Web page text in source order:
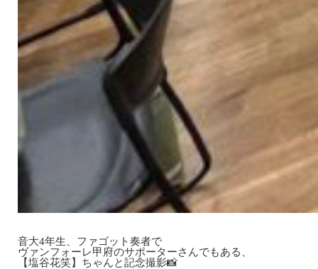
音大4年生、ファゴット奏者で
ヴァンフォーレ甲府のサポーターさんでもある、
【塩谷花笑】ちゃんと記念撮影📸